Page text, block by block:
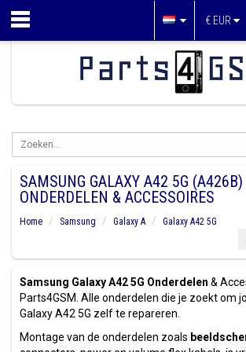
€ EUR
SAMSUNG GALAXY A42 5G (A426B)
ONDERDELEN & ACCESSOIRES
Home Samsung Galaxy A
Galaxy A42 5G
Samsung Galaxy A42 5G Onderdelen &
Parts4GSM. Alle onderdelen die je zoekt om
Galaxy A42 5G zelf te repareren.
Montage van de onderdelen zoals